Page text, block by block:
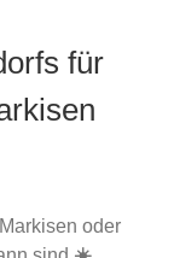
für
oder